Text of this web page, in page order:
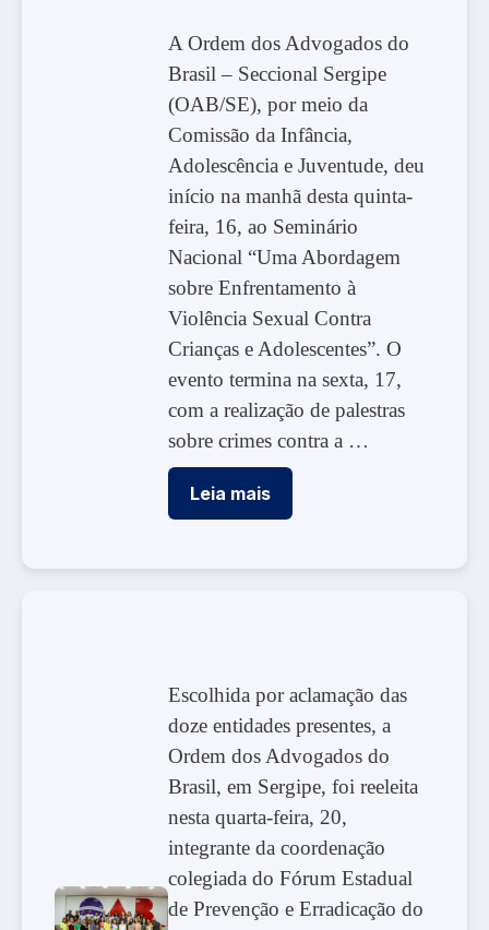
A Ordem dos Advogados do
Brasil – Seccional Sergipe
(OAB/SE), por meio da
Comissão da Infância,
Adolescência e Juventude, deu
início na manhã desta quinta-
feira, 16, ao Seminário
Nacional “Uma Abordagem
sobre Enfrentamento à
Violência Sexual Contra
Crianças e Adolescentes”. O
evento termina na sexta, 17,
com a realização de palestras
sobre crimes contra a …
Leia mais
Escolhida por aclamação das
doze entidades presentes, a
Ordem dos Advogados do
Brasil, em Sergipe, foi reeleita
nesta quarta-feira, 20,
integrante da coordenação
colegiada do Fórum Estadual
de Prevenção e Erradicação do